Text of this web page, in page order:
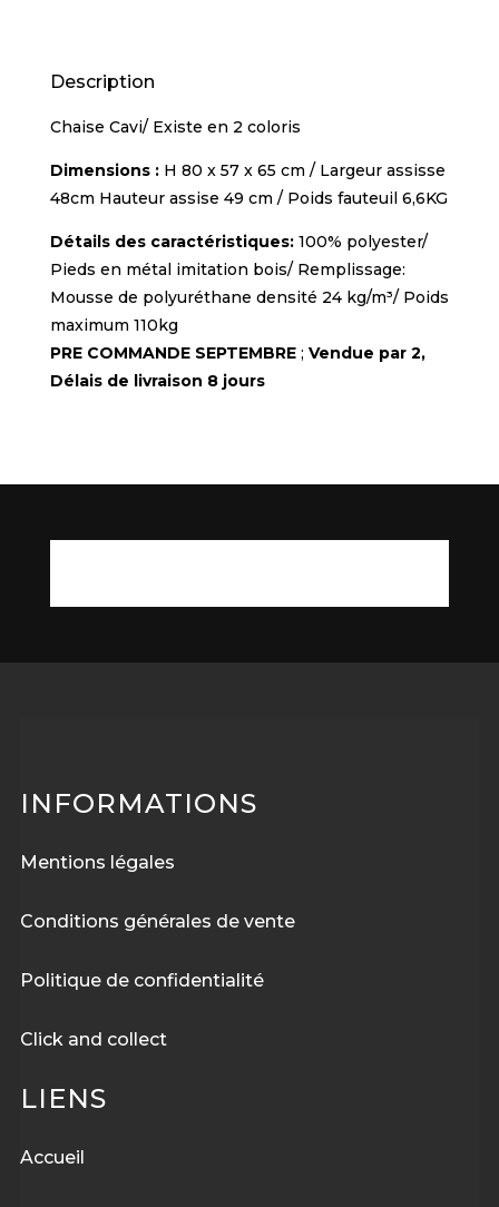
Description
Chaise Cavi/ Existe en 2 coloris
Dimensions : H 80 x 57 x 65 cm / Largeur assisse
48cm Hauteur assise 49 cm / Poids fauteuil 6,6KG
Détails des caractéristiques:100% polyester/
Pieds en métal imitation bois/ Remplissage:
Mousse de polyuréthane densité 24 kg/m³/ Poids
maximum 110kg
PRE COMMANDE SEPTEMBRE; Vendue par 2,
Délais de livraison 8 jours
INFORMATIONS
Mentions légales
Conditions générales de vente
Politique de confidentialité
Click and collect
LIENS
Accueil